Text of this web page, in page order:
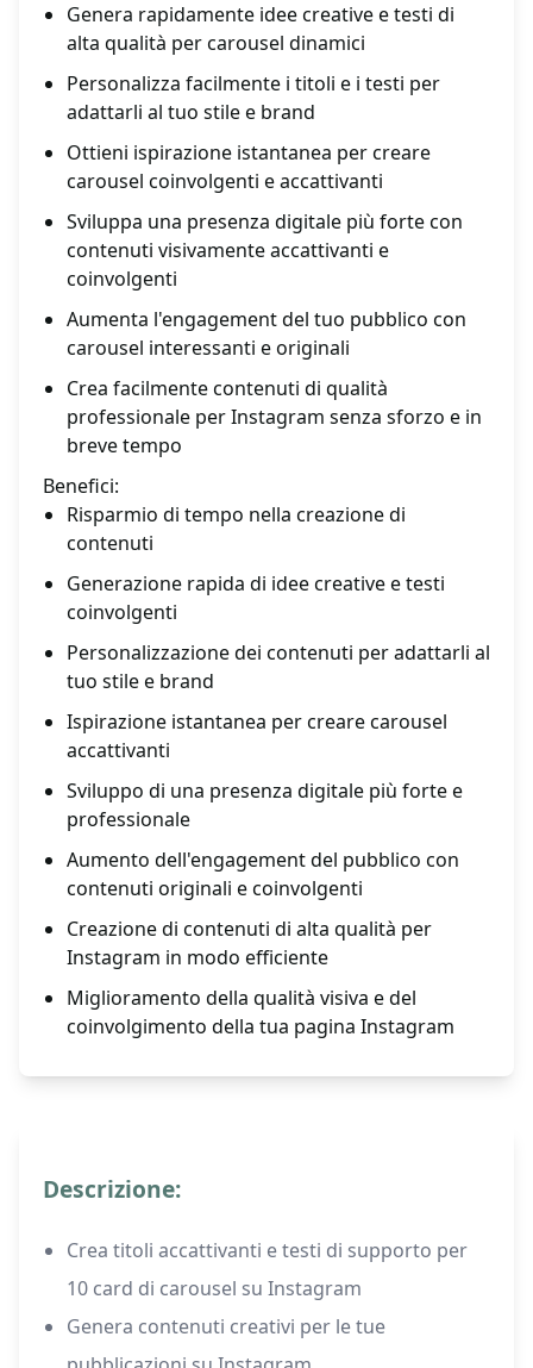
Genera rapidamente idee creative e testi di
alta qualità per carousel dinamici
Personalizza facilmente i titoli e i testi per
adattarli al tuo stile e brand
Ottieni ispirazione istantanea per creare
carousel coinvolgenti e accattivanti
Sviluppa una presenza digitale più forte con
contenuti visivamente accattivanti e
coinvolgenti
Aumenta l'engagement del tuo pubblico con
carousel interessanti e originali
Crea facilmente contenuti di qualità
professionale per Instagram senza sforzo e in
breve tempo
Benefici:
Risparmio di tempo nella creazione di
contenuti
Generazione rapida di idee creative e testi
coinvolgenti
Personalizzazione dei contenuti per adattarli al
tuo stile e brand
Ispirazione istantanea per creare carousel
accattivanti
Sviluppo di una presenza digitale più forte e
professionale
Aumento dell'engagement del pubblico con
contenuti originali e coinvolgenti
Creazione di contenuti di alta qualità per
Instagram in modo efficiente
Miglioramento della qualità visiva e del
coinvolgimento della tua pagina Instagram
Descrizione:
Crea titoli accattivanti e testi di supporto per
10 card di carousel su Instagram
Genera contenuti creativi per le tue